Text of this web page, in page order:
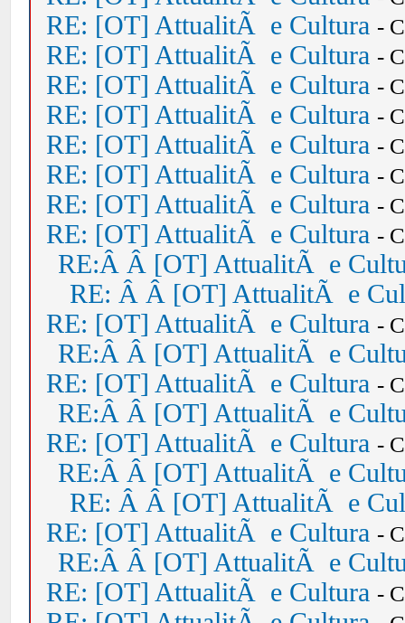
RE: [OT] AttualitÃ e Cultura -
RE: [OT] AttualitÃ e Cultura -
RE: [OT] AttualitÃ e Cultura -
RE: [OT] AttualitÃ e Cultura -
RE: [OT] AttualitÃ e Cultura -
RE: [OT] AttualitÃ e Cultura -
RE: [OT] AttualitÃ e Cultura -
RE: [OT] AttualitÃ e Cultura -
RE:Â Â [OT] AttualitÃ e
RE: Â Â [OT] AttualitÃ e
RE: [OT] AttualitÃ e Cultura -
RE:Â Â [OT] AttualitÃ e
RE: [OT] AttualitÃ e Cultura -
RE:Â Â [OT] AttualitÃ e
RE: [OT] AttualitÃ e Cultura -
RE:Â Â [OT] AttualitÃ e
RE: Â Â [OT] AttualitÃ e
RE: [OT] AttualitÃ e Cultura -
RE:Â Â [OT] AttualitÃ e
RE: [OT] AttualitÃ e Cultura -